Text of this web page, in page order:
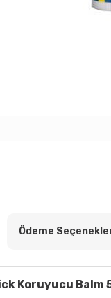
Ödeme
Koruyucu Balm